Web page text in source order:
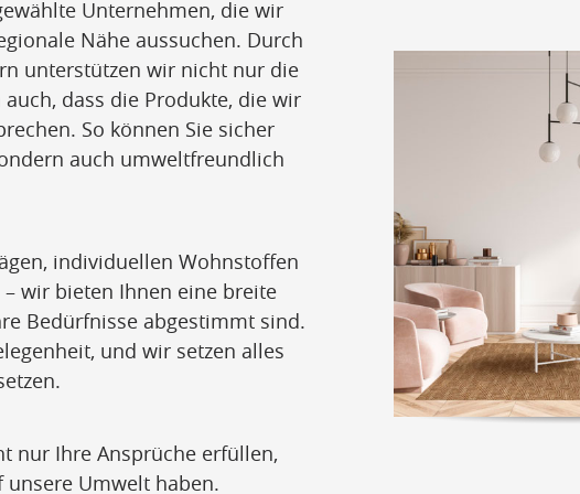
Unternehmen, die wir
Nähe aussuchen. Durch
unterstützen wir nicht nur die
dass die Produkte, die wir
So können Sie sicher
auch umweltfreundlich
individuellen Wohnstoffen
wir bieten Ihnen eine breite
Bedürfnisse abgestimmt sind.
und wir setzen alles
nur Ihre Ansprüche erfüllen,
Umwelt haben.